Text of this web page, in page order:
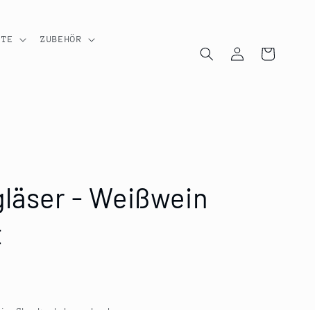
ZUBEHÖR
EinloggenWarenkorb
- Weißwein